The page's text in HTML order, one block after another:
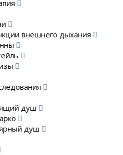
внешнего дыхания
душ
душ